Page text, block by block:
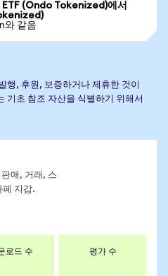
(Ondo Tokenized)에서
와 같음
, 후원, 보증하거나 제휴한 것이
기초 참조 자산을 식별하기 위해서
매, 거래, 스
폐 지갑.
로드 수 평가 수